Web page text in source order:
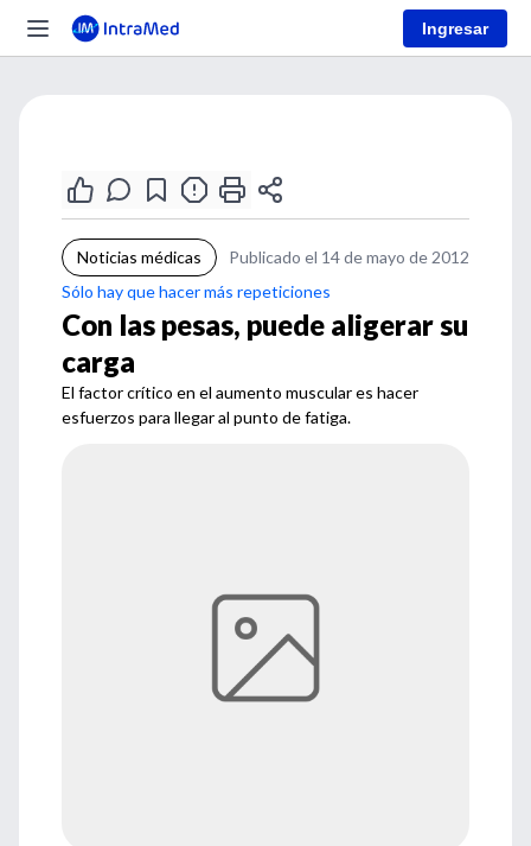
Ingresar
Noticias médicas
Publicado el 14 de mayo de 2012
Sólo hay que hacer más repeticiones
Con las pesas, puede aligerar su
carga
El factor crítico en el aumento muscular es hacer
esfuerzos para llegar al punto de fatiga.